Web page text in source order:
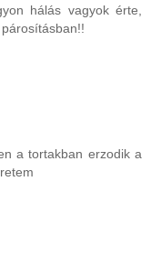
hálás vagyok érte,
a tortakban erzodik a